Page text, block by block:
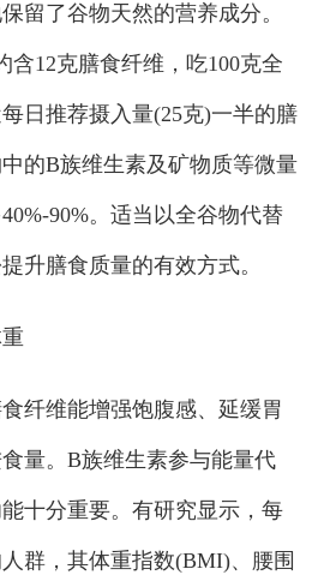
了谷物天然的营养成分。
含12克膳食纤维，吃100克全
日推荐摄入量(25克)一半的膳
的B族维生素及矿物质等微量
90%。适当以全谷物代替
升膳食质量的有效方式。
维能增强饱腹感、延缓胃
量。B族维生素参与能量代
十分重要。有研究显示，每
群，其体重指数(BMI)、腰围